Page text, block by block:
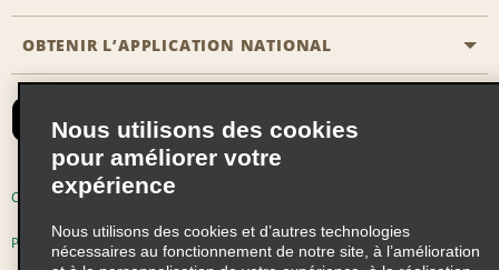
Solutions pour les professionnels
Accessibilité
Nous contacter
Recevoir des offres par email
OBTENIR L’APPLICATION NATIONAL
Conditions d’utilisation
Politique d’utilisation des cookies
Nous utilisons des cookies
pour améliorer votre
expérience
Nous utilisons des cookies et d’autres technologies
nécessaires au fonctionnement de notre site, à l’amélioration